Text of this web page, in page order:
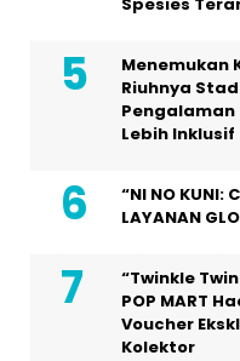
Menemukan
Riuhnya
Pengalaman
Lebih Inklusif
“NI NO KUNI:
LAYANAN
“Twinkle
POP MART
Voucher
Kolektor